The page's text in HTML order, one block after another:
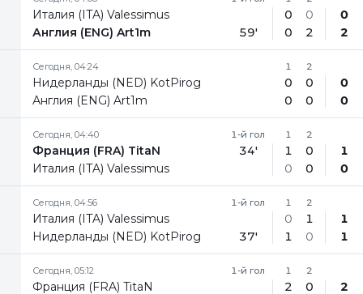
Италия (ITA) Valessimus
Англия (ENG) Art1m
59'
0
0
0
2
0
2
Сегодня, 04:24
Нидерланды (NED) KotPirog
Англия (ENG) Art1m
1
0
0
2
0
0
0
0
Сегодня, 04:40
Франция (FRA) TitaN
Италия (ITA) Valessimus
1-й гол
34'
1
1
0
2
0
0
1
0
Сегодня, 04:56
Италия (ITA) Valessimus
Нидерланды (NED) KotPirog
1-й гол
37'
1
0
1
2
1
0
1
1
Сегодня, 05:12
Франция (FRA) TitaN
1-й гол 1
2
2
0
2